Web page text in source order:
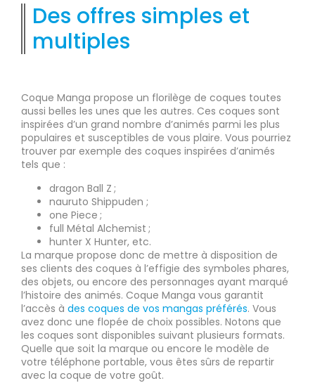
Des offres simples et
multiples
Coque Manga propose un florilège de coques toutes
aussi belles les unes que les autres. Ces coques sont
inspirées d’un grand nombre d’animés parmi les plus
populaires et susceptibles de vous plaire. Vous pourriez
trouver par exemple des coques inspirées d’animés
tels que :
dragon Ball Z ;
nauruto Shippuden ;
one Piece ;
full Métal Alchemist ;
hunter X Hunter, etc.
La marque propose donc de mettre à disposition de
ses clients des coques à l’effigie des symboles phares,
des objets, ou encore des personnages ayant marqué
l’histoire des animés. Coque Manga vous garantit
l’accès à des coques de vos mangas préférés. Vous
avez donc une flopée de choix possibles. Notons que
les coques sont disponibles suivant plusieurs formats.
Quelle que soit la marque ou encore le modèle de
votre téléphone portable, vous êtes sûrs de repartir
avec la coque de votre goût.